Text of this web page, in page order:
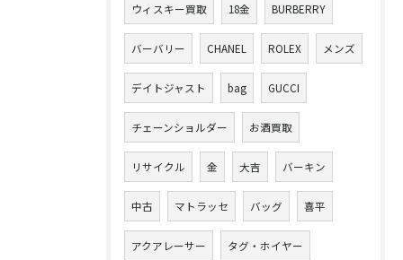
ウィスキー買取 18金 BURBERRY
バーバリー CHANEL ROLEX メンズ
デイトジャスト bag GUCCI
チェーンショルダー お酒買取
リサイクル 金 大吉 バーキン
中古 マトラッセ バッグ 喜平
アクアレーサー タグ・ホイヤー